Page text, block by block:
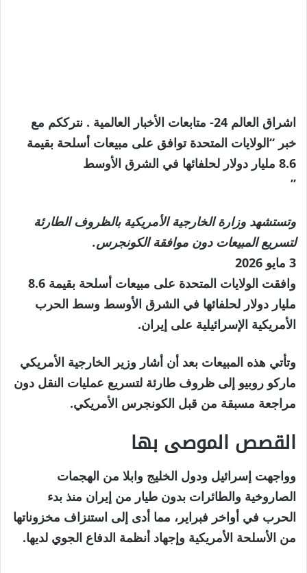
اشراق العالم 24- متابعات الأخبار العالمية . نترككم مع
خبر “الولايات المتحدة توافق على مبيعات أسلحة بقيمة
8.6 مليار دولار لحلفائها في الشرق الأوسط
”
وتستشهد وزارة الخارجية الأمريكية بالظروف الطارئة
لتسريع المبيعات دون موافقة الكونجرس.
نُشرت
في
3
مايو
3 مايو 2026
وافقت الولايات المتحدة على مبيعات أسلحة بقيمة 8.6
مليار دولار لحلفائها في الشرق الأوسط وسط الحرب
الأمريكية الإسرائيلية على إيران.
وتأتي هذه المبيعات بعد أن أشار وزير الخارجية الأمريكي
ماركو روبيو إلى ظروف طارئة لتسريع عمليات النقل دون
مراجعة مسبقة من قبل الكونجرس الأمريكي.
القصص الموصى بها
قائمة
من
3
عناصر
نهاية
القائمة
وواجهت إسرائيل ودول الخليج وابلا من الهجمات
الصاروخية والطائرات بدون طيار من إيران منذ بدء
الحرب في أواخر فبراير، مما أدى إلى استنزاف مخزوناتها
من الأسلحة الأمريكية وإجهاد أنظمة الدفاع الجوي لديها.